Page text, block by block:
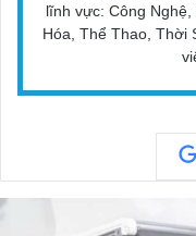
lĩnh vực: Công
Hóa, Thể Thao, Thời